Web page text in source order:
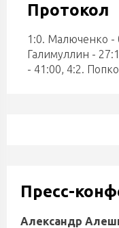
Протокол
1:0. Малюченко -
Галимуллин -
- 41:00, 4:2.
Пресс-
Александр